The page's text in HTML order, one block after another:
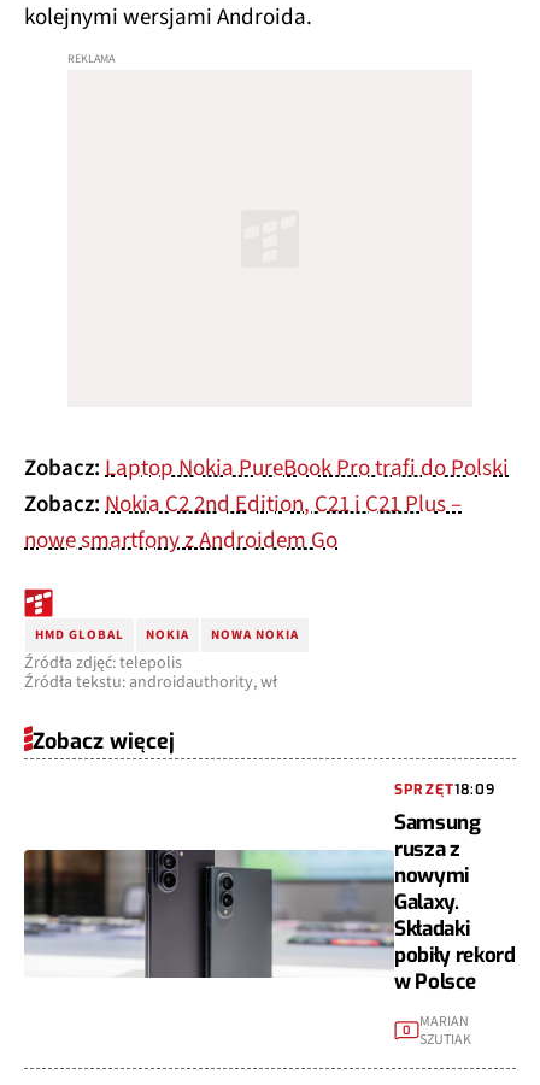
kolejnymi wersjami Androida.
Zobacz:Laptop Nokia PureBook Pro trafi do Polski
Zobacz:Nokia C2 2nd Edition, C21 i C21 Plus –
nowe smartfony z Androidem Go
HMD GLOBAL NOKIA NOWA NOKIA
Źródła zdjęć: telepolis
Źródła tekstu: androidauthority, wł
Zobacz więcej
SPRZĘT18:09
Samsung
rusza z
nowymi
Galaxy.
Składaki
pobiły rekord
w Polsce
0 MARIAN
SZUTIAK